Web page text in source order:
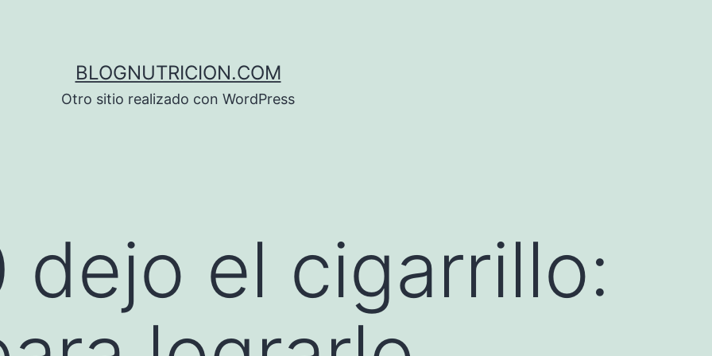
BLOGNUTRICION.COM
Otro sitio realizado con WordPress
dejo el cigarrillo: